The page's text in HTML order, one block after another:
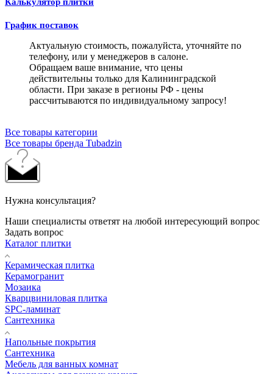
График поставок
Актуальную стоимость, пожалуйста, уточняйте по
телефону, или у менеджеров в салоне.
Обращаем ваше внимание, что цены
действительны только для Калининградской
области. При заказе в регионы РФ - цены
рассчитываются по индивидуальному запросу!
Все товары категории
Все товары бренда Tubadzin
Нужна консультация?
Наши специалисты ответят на любой интересующий вопрос
Задать вопрос
Каталог плитки
Керамическая плитка
Керамогранит
Мозаика
Кварцвиниловая плитка
SPC-ламинат
Сантехника
Напольные покрытия
Сантехника
Мебель для ванных комнат